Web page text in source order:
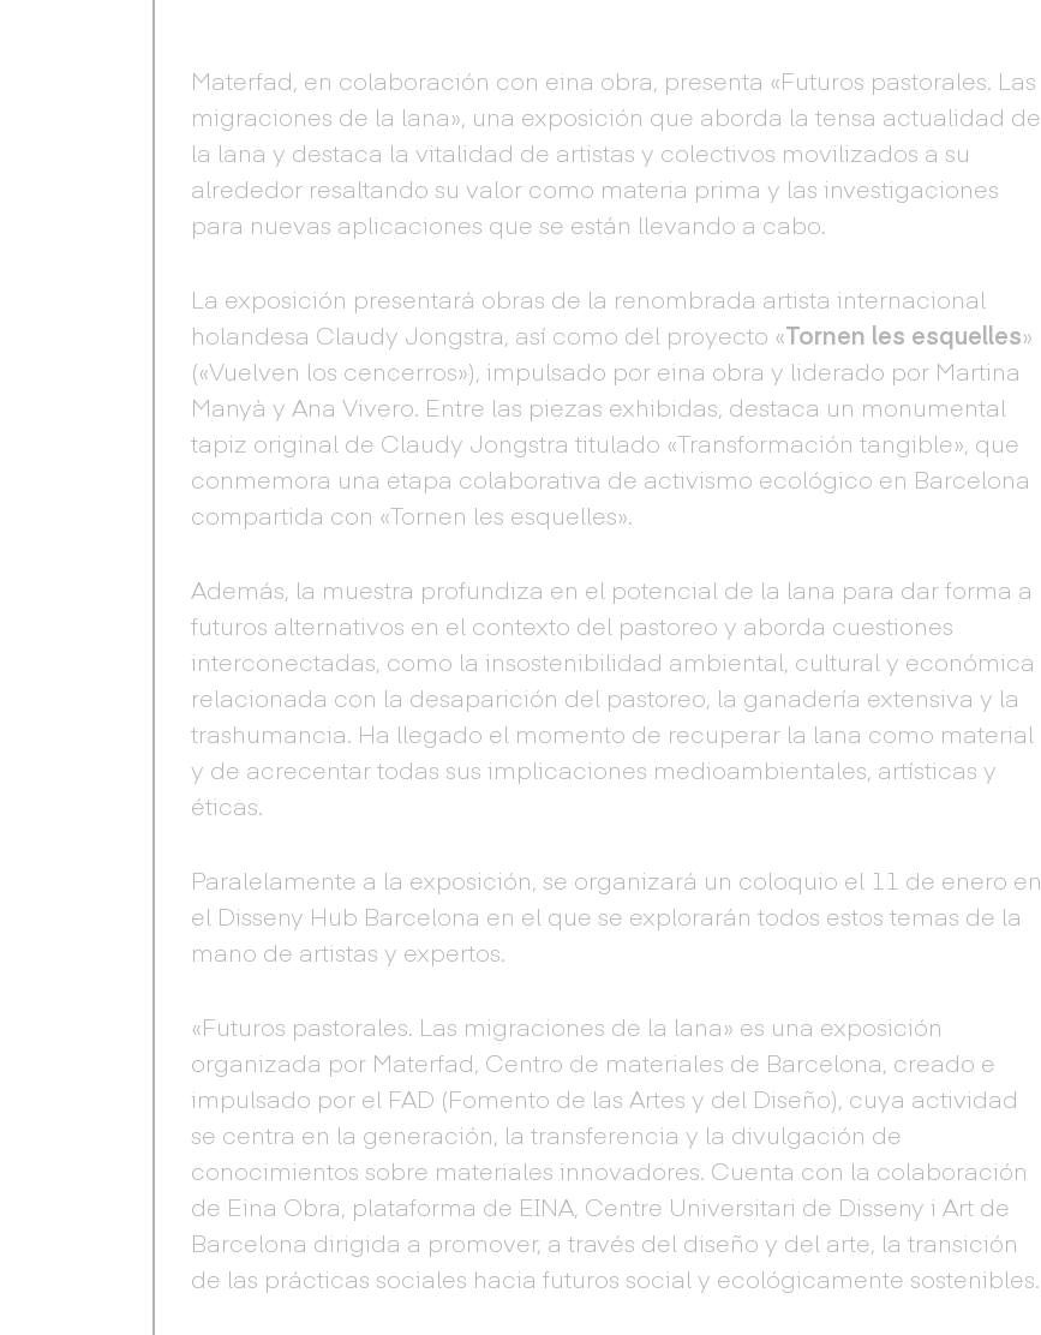
Materfad, en colaboración con eina obra, presenta «Futuros pastorales. Las
migraciones de la lana», una exposición que aborda la tensa actualidad de
la lana y destaca la vitalidad de artistas y colectivos movilizados a su
alrededor resaltando su valor como materia prima y las investigaciones
para nuevas aplicaciones que se están llevando a cabo.
La exposición presentará obras de la renombrada artista internacional
holandesa Claudy Jongstra, así como del proyecto «Tornen les esquelles»
(«Vuelven los cencerros»), impulsado por eina obra y liderado por Martina
Manyà y Ana Vivero. Entre las piezas exhibidas, destaca un monumental
tapiz original de Claudy Jongstra titulado «Transformación tangible», que
conmemora una etapa colaborativa de activismo ecológico en Barcelona
compartida con «Tornen les esquelles».
Además, la muestra profundiza en el potencial de la lana para dar forma a
futuros alternativos en el contexto del pastoreo y aborda cuestiones
interconectadas, como la insostenibilidad ambiental, cultural y económica
relacionada con la desaparición del pastoreo, la ganadería extensiva y la
trashumancia. Ha llegado el momento de recuperar la lana como material
y de acrecentar todas sus implicaciones medioambientales, artísticas y
éticas.
Paralelamente a la exposición, se organizará un coloquio el 11 de enero en
el Disseny Hub Barcelona en el que se explorarán todos estos temas de la
mano de artistas y expertos.
«Futuros pastorales. Las migraciones de la lana» es una exposición
organizada por Materfad, Centro de materiales de Barcelona, creado e
impulsado por el FAD (Fomento de las Artes y del Diseño), cuya actividad
se centra en la generación, la transferencia y la divulgación de
conocimientos sobre materiales innovadores. Cuenta con la colaboración
de Eina Obra, plataforma de EINA, Centre Universitari de Disseny i Art de
Barcelona dirigida a promover, a través del diseño y del arte, la transición
de las prácticas sociales hacia futuros social y ecológicamente sostenibles.